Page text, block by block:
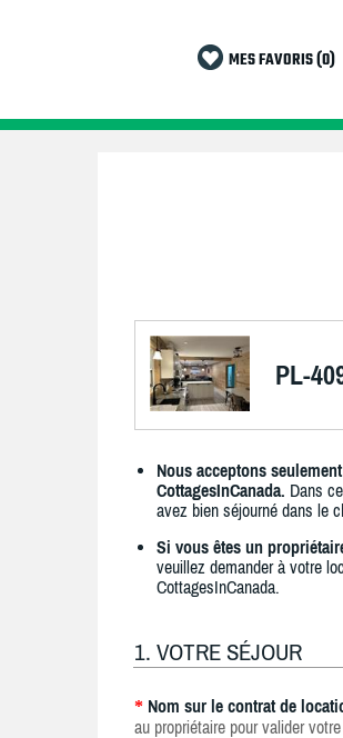
MES FAVORIS (0)
PL-
Nous acceptons
CottagesInCanada. Dans
avez bien séjourné dans le
Si vous êtes un
veuillez demander à votre
CottagesInCanada.
1. VOTRE SÉJOUR
* Nom sur le contrat de
au propriétaire pour valider